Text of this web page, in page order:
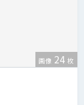
画像 24 枚